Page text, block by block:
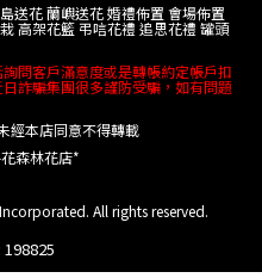
送花 蘭嶼送花 婚禮佈置 會場佈置
高架花籃 弔唁花禮 追思花禮 罐頭
問客戶滿意度或是轉帳約定帳戶扣
詐騙集團很多謹防受騙，如有問題
經本店同意不得轉載
森林花店*
All rights reserved.